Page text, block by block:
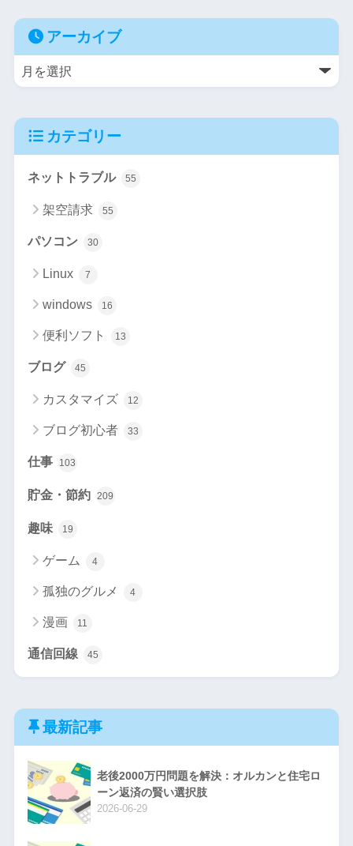
アーカイブ
カテゴリー
ネットトラブル 55
架空請求 55
パソコン 30
Linux 7
windows 16
便利ソフト 13
ブログ 45
カスタマイズ 12
ブログ初心者 33
仕事 103
貯金・節約 209
趣味 19
ゲーム 4
孤独のグルメ 4
漫画 11
通信回線 45
最新記事
老後2000万円問題を解決：オルカンと住宅ロ
ーン返済の賢い選択肢
2026-06-29